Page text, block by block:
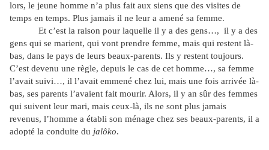
lors, le jeune homme n’a plus fait aux siens que des visites de
temps en temps. Plus jamais il ne leur a amené sa femme.
Et c’est la raison pour laquelle il y a des gens…, il y a des
gens qui se marient, qui vont prendre femme, mais qui restent là-
bas, dans le pays de leurs beaux-parents. Ils y restent toujours.
C’est devenu une règle, depuis le cas de cet homme…, sa femme
l’avait suivi…, il l’avait emmené chez lui, mais une fois arrivée là-
bas, ses parents l’avaient fait mourir. Alors, il y an sûr des femmes
qui suivent leur mari, mais ceux-là, ils ne sont plus jamais
revenus, l’homme a établi son ménage chez ses beaux-parents, il a
adopté la conduite du jalôko.